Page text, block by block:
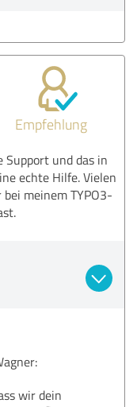
Empfehlung
Support und das in
echte Hilfe. Vielen
meinem TYPO3-
wir dein